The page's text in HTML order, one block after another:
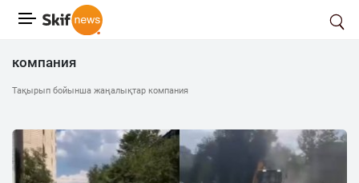
компания
Тақырып бойынша жаңалықтар компания